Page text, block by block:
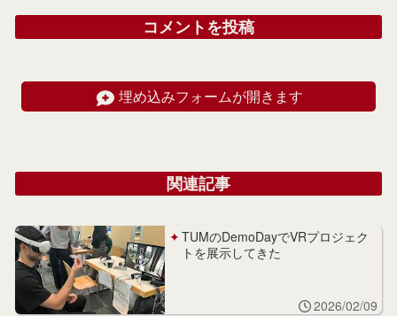
コメントを投稿
埋め込みフォームが開きます
関連記事
TUMのDemoDayでVRプロジェク
トを展示してきた
2026/02/09